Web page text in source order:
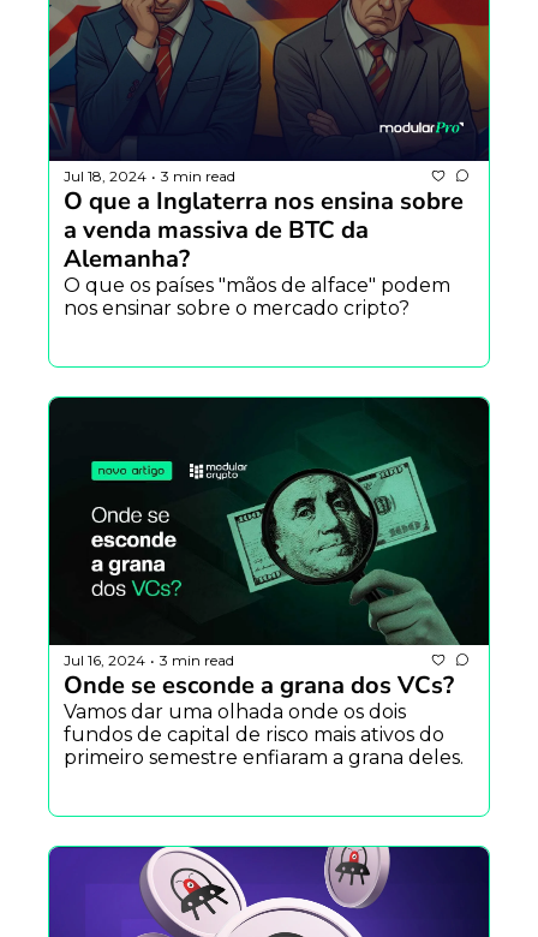
Jul 18, 2024 • 3 min read
O que a Inglaterra nos ensina sobre
a venda massiva de BTC da
Alemanha?
O que os países "mãos de alface" podem
nos ensinar sobre o mercado cripto?
Jul 16, 2024 • 3 min read
Onde se esconde a grana dos VCs?
Vamos dar uma olhada onde os dois
fundos de capital de risco mais ativos do
primeiro semestre enfiaram a grana deles.